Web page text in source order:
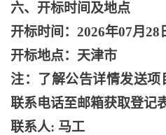
六、开标时间及地点
开标时间： 2026年07月28
开标地点：天津市
注：了解公告详情发送项
联系电话至邮箱获取登记
联系人: 马工